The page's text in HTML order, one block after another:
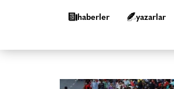
haberler yazarlar